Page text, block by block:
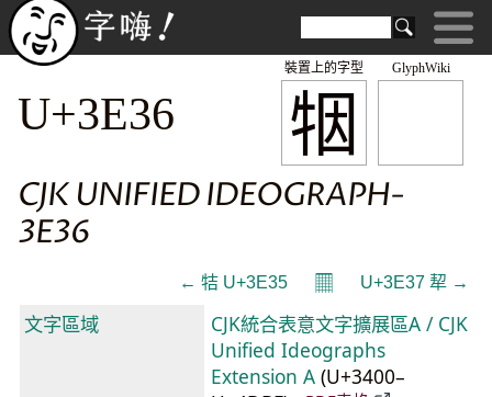
GlyphWiki
㸶
裝置上的字型
U+3E36
CJK UNIFIED IDEOGRAPH-
3E36
← 㸵 U+3E35 𝄜 U+3E37 㸷 →
文字區域
CJK統合表意文字擴展區A / CJK
Unified Ideographs
Extension A (U+3400–